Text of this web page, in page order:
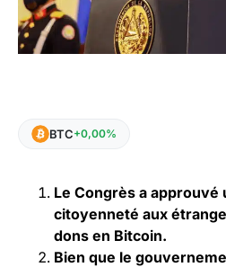
BTC+0,00%
Le Congrès a approuvé
citoyenneté aux
dons en Bitcoin.
Bien que le